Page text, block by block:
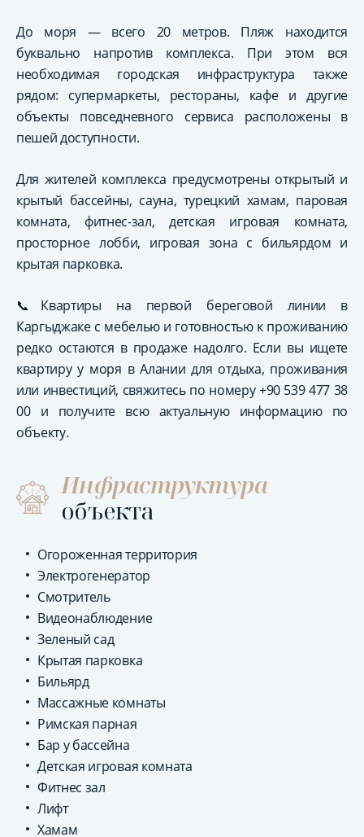
До моря — всего 20 метров. Пляж находится
буквально напротив комплекса. При этом вся
необходимая городская инфраструктура также
рядом: супермаркеты, рестораны, кафе и другие
объекты повседневного сервиса расположены в
пешей доступности.
Для жителей комплекса предусмотрены открытый и
крытый бассейны, сауна, турецкий хамам, паровая
комната, фитнес-зал, детская игровая комната,
просторное лобби, игровая зона с бильярдом и
крытая парковка.
📞Квартиры на первой береговой линии в
Каргыджаке с мебелью и готовностью к проживанию
редко остаются в продаже надолго. Если вы ищете
квартиру у моря в Алании для отдыха, проживания
или инвестиций, свяжитесь по номеру +90 539 477 38
00 и получите всю актуальную информацию по
объекту.
Инфраструктура
объекта
Огороженная территория
Электрогенератор
Смотритель
Видеонаблюдение
Зеленый сад
Крытая парковка
Бильярд
Массажные комнаты
Римская парная
Бар у бассейна
Детская игровая комната
Фитнес зал
Лифт
Хамам